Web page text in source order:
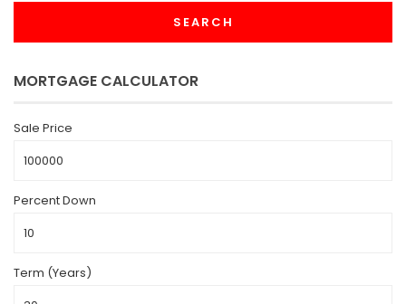
SEARCH
MORTGAGE CALCULATOR
Sale Price
Percent Down
Term (Years)